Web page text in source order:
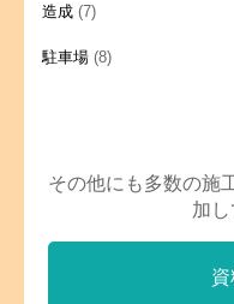
造成 (7)
駐車場 (8)
その他にも多数の施
加し